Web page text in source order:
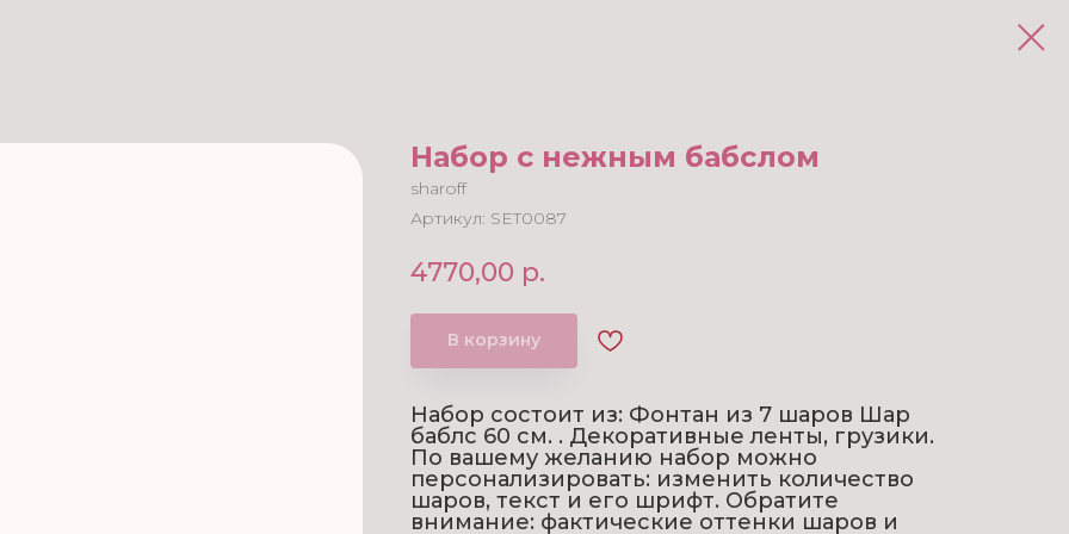
Набор с нежным бабслом
sharoff
Артикул: SET0087
4770,00 р.
В корзину
Набор состоит из: Фонтан из 7 шаров Шар
баблс 60 см. . Декоративные ленты, грузики.
По вашему желанию набор можно
персонализировать: изменить количество
шаров, текст и его шрифт. Обратите
внимание: фактические оттенки шаров и